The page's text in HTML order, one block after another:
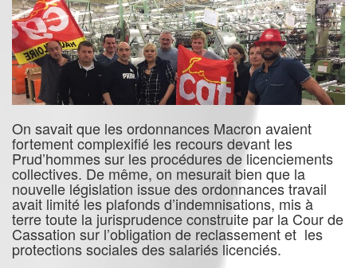
On savait que les ordonnances Macron avaient
fortement complexifié les recours devant les
Prud’hommes sur les procédures de licenciements
collectives. De même, on mesurait bien que la
nouvelle législation issue des ordonnances travail
avait limité les plafonds d’indemnisations, mis à
terre toute la jurisprudence construite par la Cour de
Cassation sur l’obligation de reclassement et les
protections sociales des salariés licenciés.